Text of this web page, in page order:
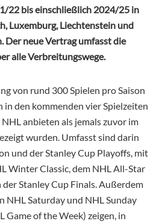
22 bis einschließlich 2024/25 in
Luxemburg, Liechtenstein und
Der neue Vertrag umfasst die
alle Verbreitungswege.
von rund 300 Spielen pro Saison
in den kommenden vier Spielzeiten
anbieten als jemals zuvor im
wurden. Umfasst sind darin
und der Stanley Cup Playoffs, mit
Winter Classic, dem NHL All-Star
Stanley Cup Finals. Außerdem
NHL Saturday und NHL Sunday
Game of the Week) zeigen, in